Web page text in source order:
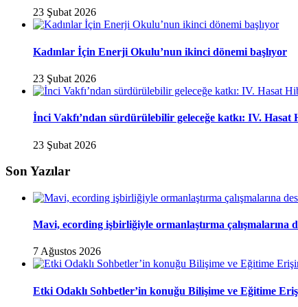
23 Şubat 2026
Kadınlar İçin Enerji Okulu’nun ikinci dönemi başlıyor
23 Şubat 2026
İnci Vakfı’ndan sürdürülebilir geleceğe katkı: IV. Hasat
23 Şubat 2026
Son Yazılar
Mavi, ecording işbirliğiyle ormanlaştırma çalışmalarına
7 Ağustos 2026
Etki Odaklı Sohbetler’in konuğu Bilişime ve Eğitime